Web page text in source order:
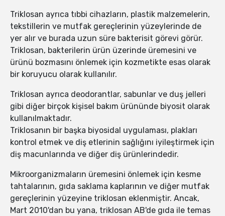
Triklosan ayrıca tıbbi cihazların, plastik malzemelerin,
tekstillerin ve mutfak gereçlerinin yüzeylerinde de
yer alır ve burada uzun süre bakterisit görevi görür.
Triklosan, bakterilerin ürün üzerinde üremesini ve
ürünü bozmasını önlemek için kozmetikte esas olarak
bir koruyucu olarak kullanılır.
Triklosan ayrıca deodorantlar, sabunlar ve duş jelleri
gibi diğer birçok kişisel bakım ürününde biyosit olarak
kullanılmaktadır.
Triklosanın bir başka biyosidal uygulaması, plakları
kontrol etmek ve diş etlerinin sağlığını iyileştirmek için
diş macunlarında ve diğer diş ürünlerindedir.
Mikroorganizmaların üremesini önlemek için kesme
tahtalarının, gıda saklama kaplarının ve diğer mutfak
gereçlerinin yüzeyine triklosan eklenmiştir. Ancak,
Mart 2010'dan bu yana, triklosan AB'de gıda ile temas